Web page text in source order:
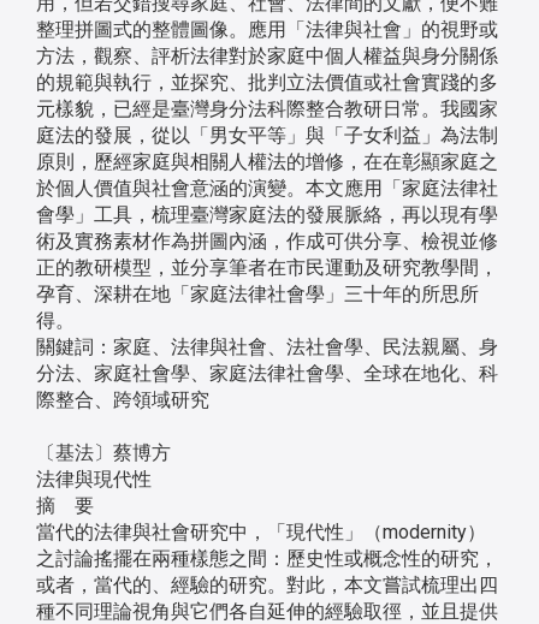
整理拼圖式的整體圖像。應用「法律與社會」的視野或
方法，觀察、評析法律對於家庭中個人權益與身分關係
的規範與執行，並探究、批判立法價值或社會實踐的多
元樣貌，已經是臺灣身分法科際整合教研日常。我國家
庭法的發展，從以「男女平等」與「子女利益」為法制
原則，歷經家庭與相關人權法的增修，在在彰顯家庭之
於個人價值與社會意涵的演變。本文應用「家庭法律社
會學」工具，梳理臺灣家庭法的發展脈絡，再以現有學
術及實務素材作為拼圖內涵，作成可供分享、檢視並修
正的教研模型，並分享筆者在市民運動及研究教學間，
孕育、深耕在地「家庭法律社會學」三十年的所思所
得。
關鍵詞：家庭、法律與社會、法社會學、民法親屬、身
分法、家庭社會學、家庭法律社會學、全球在地化、科
際整合、跨領域研究
〔基法〕蔡博方
法律與現代性
摘 要
當代的法律與社會研究中，「現代性」（modernity）
之討論搖擺在兩種樣態之間：歷史性或概念性的研究，
或者，當代的、經驗的研究。對此，本文嘗試梳理出四
種不同理論視角與它們各自延伸的經驗取徑，並且提供